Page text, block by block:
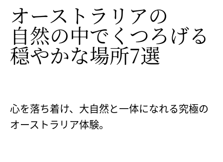
オーストラリアの​
自然の​中で​くつろげる​
穏やかな​場所7選
心を落ち着け、大自然と一体になれる究極の
オーストラリア体験。